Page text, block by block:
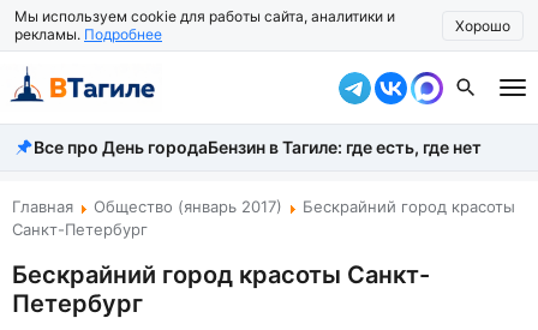
Мы используем cookie для работы сайта, аналитики и
рекламы. Подробнее Хорошо
Все новости
Происшествия
Власть
Все про День городаБензин в Тагиле: где есть, где нет
Главная Общество (январь 2017)
Бескрайний город красоты
Санкт-Петербург
Бескрайний город красоты Санкт-
Петербург